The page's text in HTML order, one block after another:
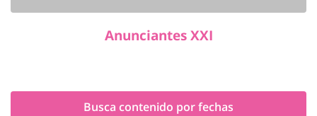
Anunciantes XXI
Busca contenido por fechas